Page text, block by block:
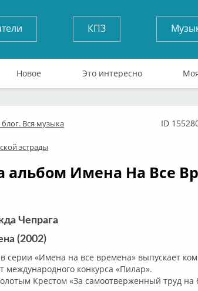
КПЗ
Новое Это интересно
Вся музыка
эстрады
ID
альбом Имена На Все
Чепрага
(2002)
«Имена на все времена» выпускает
конкурса «Пилар».
Крестом «За самоотверженный труд на